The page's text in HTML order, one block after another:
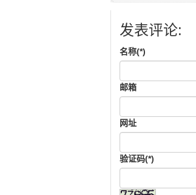
发表评论:
名称(*)
邮箱
网址
验证码(*)